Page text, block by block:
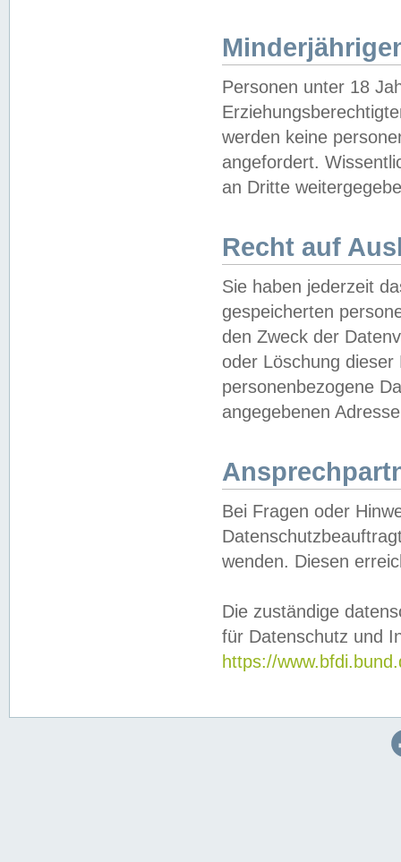
Personen unter 18
werden keine
angefordert.
an Dritte
Recht auf
Sie haben jederzeit
gespeicherten
den Zweck der
oder Löschung
personenbezogene
angegebenen
Bei Fragen oder
wenden. Diesen
Die zuständige
für Datenschutz und
https://